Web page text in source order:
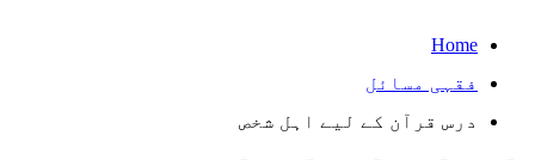
Home
فقہی مسائل
درس قرآن کے لیے اہل شخص